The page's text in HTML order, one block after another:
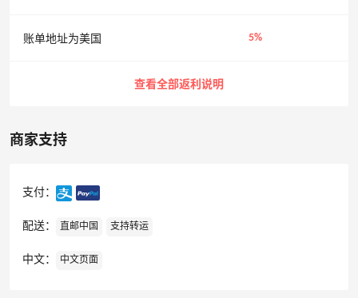
账单地址为美国 5%
查看全部返利说明
商家支持
支付：
配送： 直邮中国 支持转运
中文： 中文页面